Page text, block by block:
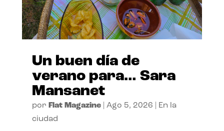
Un buen día de
verano para… Sara
Mansanet
por Flat Magazine| Ago 5, 2026
En la
ciudad